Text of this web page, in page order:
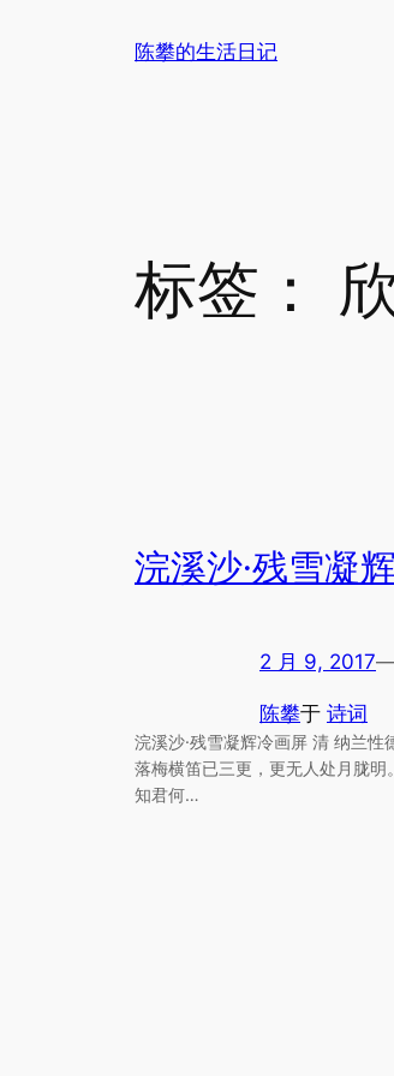
陈攀的生活日记
标签：
浣溪沙·残雪凝
2 月 9, 2017
陈攀于 诗词
浣溪沙·残雪凝辉冷画屏 清 纳兰性
落梅横笛已三更，更无人处月胧明
知君何…